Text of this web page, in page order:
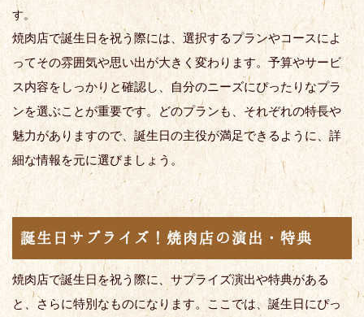
す。
焼肉店で誕生日を祝う際には、選択するプランやコースによ
ってその雰囲気や思い出が大きく変わります。予算やサービ
ス内容をしっかりと確認し、自分のニーズにぴったりなプラ
ンを選ぶことが重要です。どのプランも、それぞれの特長や
魅力がありますので、誕生日の主役が満足できるように、詳
細な情報を元に選びましょう。
誕生日サプライズ！焼肉店の演出・特典
焼肉店で誕生日を祝う際に、サプライズ演出や特典がある
と、さらに特別なものになります。ここでは、誕生日にぴっ